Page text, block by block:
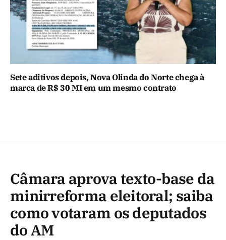
Sete aditivos depois, Nova Olinda do Norte chega à
marca de R$ 30 MI em um mesmo contrato
Câmara aprova texto-base da
minirreforma eleitoral; saiba
como votaram os deputados
do AM